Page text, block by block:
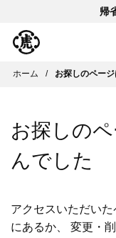
帰
ホーム お探しのペー
お探しの
んでした
アクセスいただい
にあるか、 変更・